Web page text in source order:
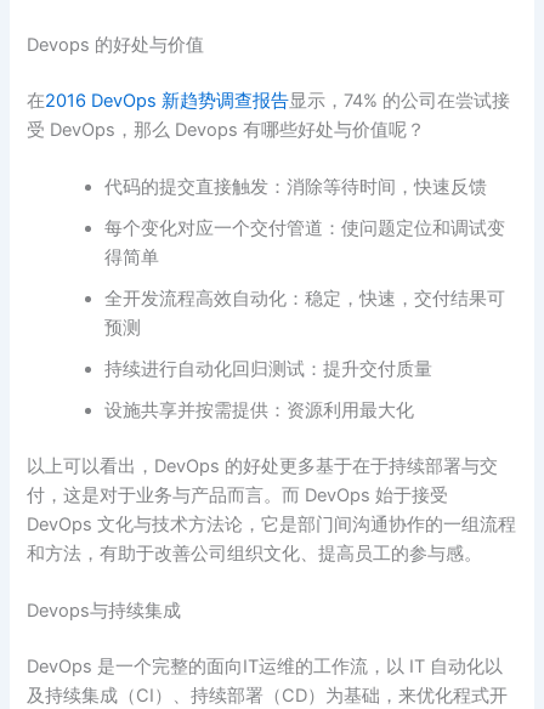
Devops 的好处与价值
在2016 DevOps 新趋势调查报告显示，74% 的公司在尝试接
受 DevOps，那么 Devops 有哪些好处与价值呢？
代码的提交直接触发：消除等待时间，快速反馈
每个变化对应一个交付管道：使问题定位和调试变
得简单
全开发流程高效自动化：稳定，快速，交付结果可
预测
持续进行自动化回归测试：提升交付质量
设施共享并按需提供：资源利用最大化
以上可以看出，DevOps 的好处更多基于在于持续部署与交
付，这是对于业务与产品而言。而 DevOps 始于接受
DevOps 文化与技术方法论，它是部门间沟通协作的一组流程
和方法，有助于改善公司组织文化、提高员工的参与感。
Devops与持续集成
DevOps 是一个完整的面向IT运维的工作流，以 IT 自动化以
及持续集成（CI）、持续部署（CD）为基础，来优化程式开